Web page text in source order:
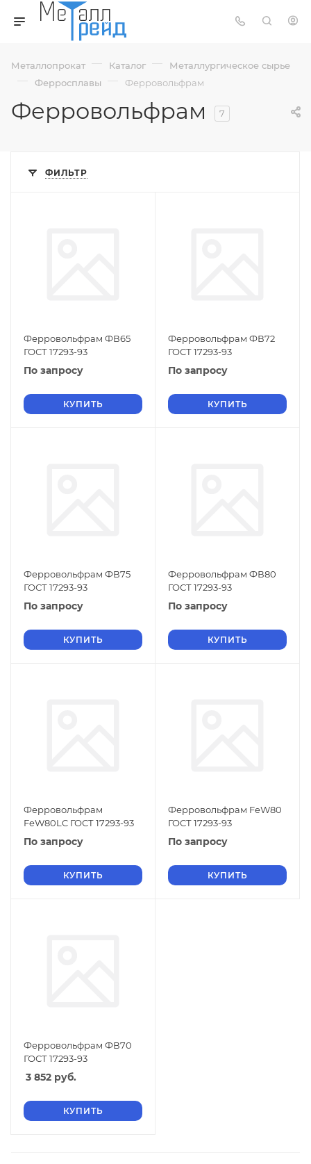
Металлопрокат — Каталог — Металлургическое сырье
— Ферросплавы — Ферровольфрам
Ферровольфрам 7
ФИЛЬТР
Ферровольфрам ФВ65
ГОСТ 17293-93
По запросу
КУПИТЬ
Ферровольфрам ФВ72
ГОСТ 17293-93
По запросу
КУПИТЬ
Ферровольфрам ФВ75
ГОСТ 17293-93
По запросу
КУПИТЬ
Ферровольфрам ФВ80
ГОСТ 17293-93
По запросу
КУПИТЬ
Ферровольфрам
FeW80LC ГОСТ 17293-93
По запросу
КУПИТЬ
Ферровольфрам FeW80
ГОСТ 17293-93
По запросу
КУПИТЬ
Ферровольфрам ФВ70
ГОСТ 17293-93
3 852 руб.
КУПИТЬ